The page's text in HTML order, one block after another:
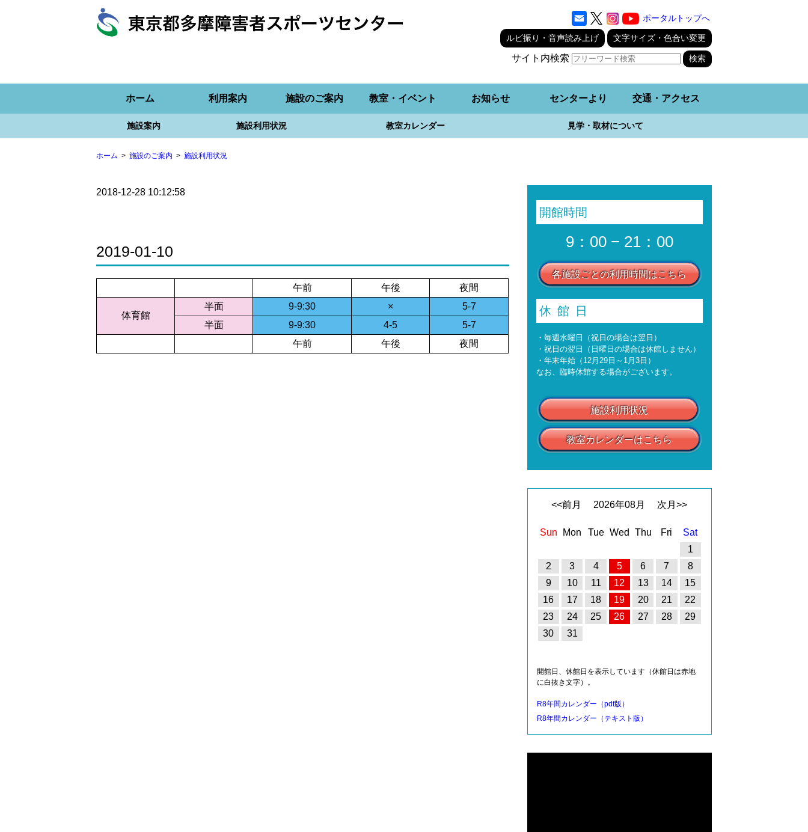
ポータルトップへ
ルビ振り・音声読み上げ 文字サイズ・色合い変更
サイト内検索
ホーム 利用案内 施設のご案内 教室・イベント お知らせ センターより 交通・アクセス
施設案内 施設利用状況 教室カレンダー 見学・取材について
ホーム 施設のご案内 施設利用状況
2018-12-28 10:12:58
2019-01-10
午前 午後 夜間
体育館
半面 9-9:30 ×
5-7
半面
9-9:30 4-5
5-7
午前
午後 夜間
開館時間
9：00 − 21：00
各施設ごとの利用時間はこちら
休館日
・毎週水曜日（祝日の場合は翌日）
・祝日の翌日（日曜日の場合は休館しません）
・年末年始（12月29日～1月3日）
なお、臨時休館する場合がございます。
施設利用状況
教室カレンダーはこちら
<<前月 2026年08月 次月>>
Sun Mon Tue Wed Thu Fri
Sat
1
2
3 4 5 6 7
8
9
10 11 12 13 14
15
16
17 18 19 20 21
22
23
24 25 26 27 28
29
30
31
開館日、休館日を表示しています（休館日は赤地
に白抜き文字）。
R8年間カレンダー（pdf版）
R8年間カレンダー（テキスト版）